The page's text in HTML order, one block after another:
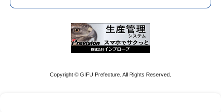
Copyright © GIFU Prefecture. All Rights Reserved.